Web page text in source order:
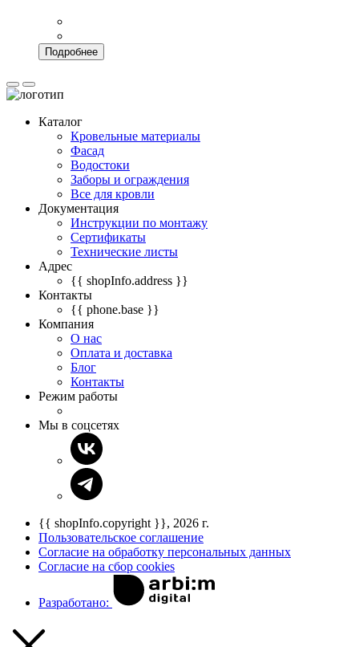
Подробнее
Каталог
Кровельные материалы
Фасад
Водостоки
Заборы и ограждения
Все для кровли
Документация
Инструкции по монтажу
Сертификаты
Технические листы
Адрес
{{ shopInfo.address }}
Контакты
{{ phone.base }}
Компания
О нас
Оплата и доставка
Блог
Контакты
Режим работы
Мы в соцсетях
{{ shopInfo.copyright }}, 2026 г.
Пользовательское соглашение
Согласие на обработку персональных данных
Согласие на сбор cookies
Разработано: